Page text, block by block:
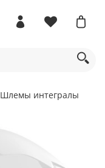
Шлемы интегралы